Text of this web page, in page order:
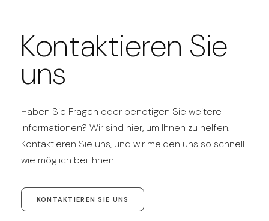
Kontaktieren Sie
uns
Haben Sie Fragen oder benötigen Sie weitere
Informationen? Wir sind hier, um Ihnen zu helfen.
Kontaktieren Sie uns, und wir melden uns so schnell
wie möglich bei Ihnen.
KONTAKTIEREN SIE UNS